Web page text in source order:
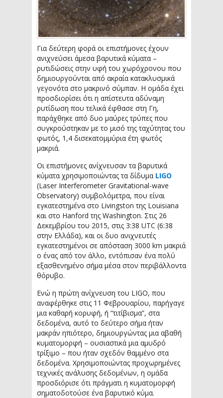
Για δεύτερη φορά οι επιστήμονες έχουν
ανιχνεύσει άμεσα βαρυτικά κύματα –
ρυτιδώσεις στην υφή του χωρόχρονου που
δημιουργούνται από ακραία κατακλυσμικά
γεγονότα στο μακρινό σύμπαν. Η ομάδα έχει
προσδιορίσει ότι η απίστευτα αδύναμη
ρυτίδωση που τελικά έφθασε στη Γη,
παράχθηκε από δυο μαύρες τρύπες που
συγκρούστηκαν με το μισό της ταχύτητας του
φωτός, 1,4 δισεκατομμύρια έτη φωτός
μακριά.
Οι επιστήμονες ανίχνευσαν τα βαρυτικά
κύματα χρησιμοποιώντας τα δίδυμα LIGO
(Laser Interferometer Gravitational-wave
Observatory) συμβολόμετρα, που είναι
εγκατεστημένα στο Livingston της Louisiana
και στο Hanford της Washington. Στις 26
Δεκεμβρίου του 2015, στις 3:38 UTC (6:38
στην Ελλάδα), και οι δυο ανιχνευτές
εγκατεστημένοι σε απόσταση 3000 km μακριά
ο ένας από τον άλλο, εντόπισαν ένα πολύ
εξασθενημένο σήμα μέσα στον περιβάλλοντα
θόρυβο.
Ενώ η πρώτη ανίχνευση του LIGO, που
αναφέρθηκε στις 11 Φεβρουαρίου, παρήγαγε
μια καθαρή κορυφή, ή “τιτίβισμα”, στα
δεδομένα, αυτό το δεύτερο σήμα ήταν
μακράν ηπιότερο, δημιουργώντας μια αβαθή
κυματομορφή – ουσιαστικά μια αμυδρό
τρίξιμο – που ήταν σχεδόν θαμμένο στα
δεδομένα. Χρησιμοποιώντας προχωρημένες
τεχνικές ανάλυσης δεδομένων, η ομάδα
προσδιόρισε ότι πράγματι η κυματομορφή
σηματοδοτούσε ένα βαρυτικό κύμα.